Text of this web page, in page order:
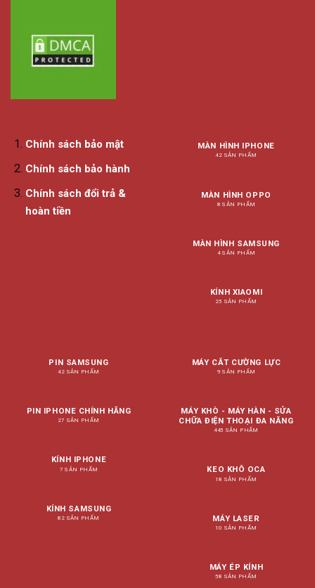
Chính sách bảo mật
Chính sách bảo hành
Chính sách đổi trả &
hoàn tiền
MÀN HÌNH IPHONE
42 SẢN PHẨM
MÀN HÌNH OPPO
8 SẢN PHẨM
MÀN HÌNH SAMSUNG
4 SẢN PHẨM
KÍNH XIAOMI
25 SẢN PHẨM
PIN SAMSUNG
42 SẢN PHẨM
PIN IPHONE CHÍNH HÃNG
27 SẢN PHẨM
KÍNH IPHONE
7 SẢN PHẨM
KÍNH SAMSUNG
82 SẢN PHẨM
MÁY CẮT CƯỜNG LỰC
9 SẢN PHẨM
MÁY KHÒ - MÁY HÀN - SỬA
CHỮA ĐIỆN THOẠI ĐA NĂNG
445 SẢN PHẨM
KEO KHÔ OCA
18 SẢN PHẨM
MÁY LASER
10 SẢN PHẨM
MÁY ÉP KÍNH
58 SẢN PHẨM